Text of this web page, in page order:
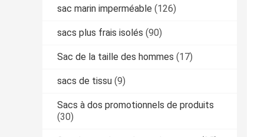
sac marin imperméable (126)
sacs plus frais isolés (90)
Sac de la taille des hommes (17)
sacs de tissu (9)
Sacs à dos promotionnels de produits
(30)